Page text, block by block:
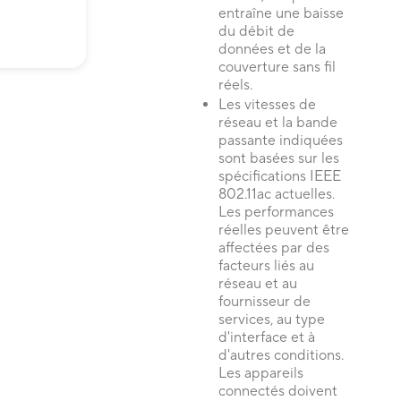
entraîne une baisse
du débit de
données et de la
couverture sans fil
réels.
Les vitesses de
réseau et la bande
passante indiquées
sont basées sur les
spécifications IEEE
802.11ac actuelles.
Les performances
réelles peuvent être
affectées par des
facteurs liés au
réseau et au
fournisseur de
services, au type
d'interface et à
d'autres conditions.
Les appareils
connectés doivent